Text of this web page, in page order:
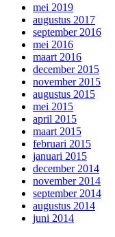
mei 2019
augustus 2017
september 2016
mei 2016
maart 2016
december 2015
november 2015
augustus 2015
mei 2015
april 2015
maart 2015
februari 2015
januari 2015
december 2014
november 2014
september 2014
augustus 2014
juni 2014